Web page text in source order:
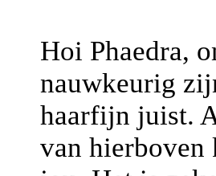
Hoi Phaedra,
nauwkeurig
haarfijn juist.
van